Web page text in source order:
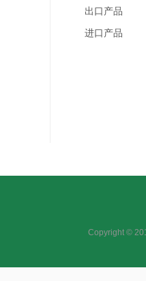
出口产品
进口产品
Copyright ©